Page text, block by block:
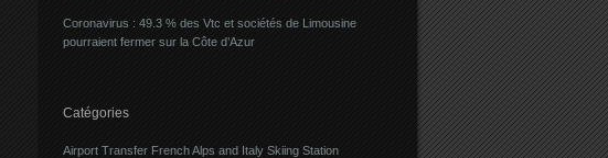
Coronavirus : 49.3 % des Vtc et sociétés de Limousine
pourraient fermer sur la Côte d’Azur
Catégories
Airport Transfer French Alps and Italy Skiing Station